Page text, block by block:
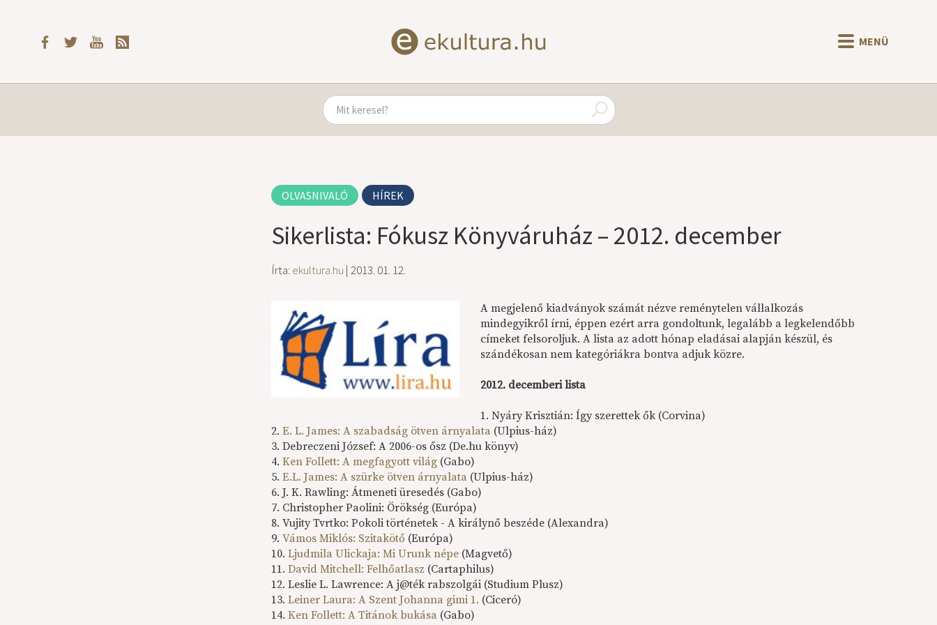
MENÜ
OLVASNIVALÓ HÍREK
Sikerlista: Fókusz Könyváruház – 2012. december
Írta: ekultura.hu | 2013. 01. 12.
A megjelenő kiadványok számát nézve reménytelen vállalkozás
mindegyikről írni, éppen ezért arra gondoltunk, legalább a legkelendőbb
címeket felsoroljuk. A lista az adott hónap eladásai alapján készül, és
szándékosan nem kategóriákra bontva adjuk közre.
2012. decemberi lista
1. Nyáry Krisztián: Így szerettek ők (Corvina)
2.E. L. James: A szabadság ötven árnyalata (Ulpius-ház)
3. Debreczeni József: A 2006-os ősz (De.hu könyv)
4.Ken Follett: A megfagyott világ (Gabo)
5.E.L. James: A szürke ötven árnyalata (Ulpius-ház)
6. J. K. Rawling: Átmeneti üresedés (Gabo)
7. Christopher Paolini: Örökség (Európa)
8. Vujity Tvrtko: Pokoli történetek - A királynő beszéde (Alexandra)
9.Vámos Miklós: Szitakötő (Európa)
10.Ljudmila Ulickaja: Mi Urunk népe (Magvető)
11.David Mitchell: Felhőatlasz (Cartaphilus)
12. Leslie L. Lawrence: A j@ték rabszolgái (Studium Plusz)
13.Leiner Laura: A Szent Johanna gimi 1. (Ciceró)
14.Ken Follett: A Titánok bukása (Gabo)